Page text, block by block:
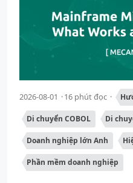
2026-08-01 16 phút đọc
Di chuyển COBOL Di
Doanh nghiệp lớn Anh
Phần mềm doanh nghiệp